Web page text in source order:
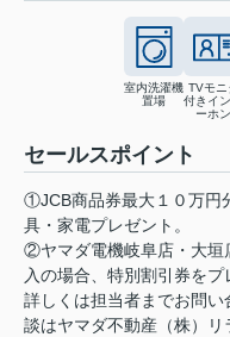
室内洗濯機
置場
TVモニ
付きイ
ーホン
セールスポイント
①JCB商品券最大１０万円
具・家電プレゼント。
②ヤマダ電機岐阜店・大垣
入の場合、特別割引券をプ
詳しくは担当者までお問
談はヤマダ不動産（株）リ